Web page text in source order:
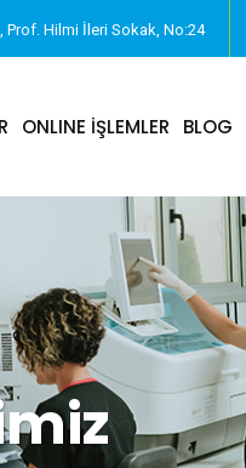
Prof. Hilmi İleri Sokak, No:24
ONLINE İŞLEMLER BLOG